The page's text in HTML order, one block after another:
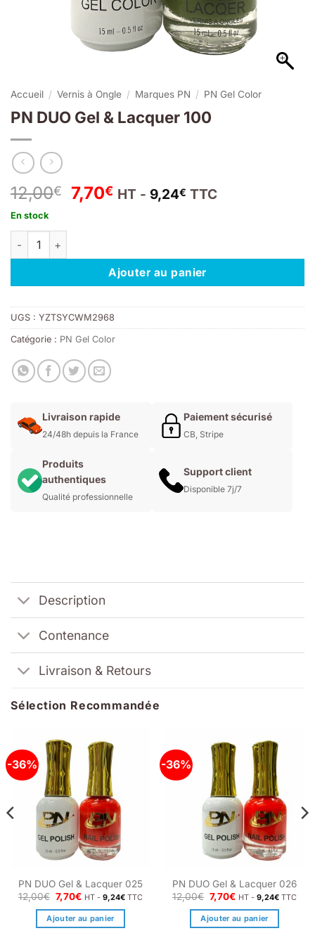
Accueil / Vernis à Ongle / Marques PN / PN Gel Color
PN DUO Gel & Lacquer 100
12,00€
Le
prix
12,00€.
7,70€Le
7,70€.
HT - 9,24€ TTC
En stock
quantité de PN DUO Gel & Lacquer 100
Ajouter au panier
UGS : YZTSYCWM2968
Catégorie : PN Gel Color
Livraison rapide
24/48h depuis la France
Paiement sécurisé
CB, Stripe
Produits
authentiques
Qualité professionnelle
Support client
Disponible 7j/7
Description
Contenance
Livraison & Retours
Sélection Recommandée
-36%
PN DUO Gel & Lacquer 025
12,00€ Le
prix
initial
était :
7,70€Le
actuel
est :
HT -9,24€ TTC
Ajouter au panier
-36%
PN DUO Gel & Lacquer 026
12,00€ Le
prix
initial
était :
7,70€Le
actuel
est :
HT -9,24€ TTC
Ajouter au panier